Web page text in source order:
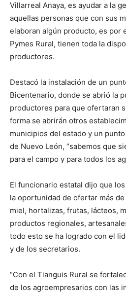
Villarreal Anaya, es ayudar a la
aquellas personas que con sus
elaboran algún producto, es por
Pymes Rural, tienen toda la
productores.
Destacó la instalación de un
Bicentenario, donde se abrió la
productores para que ofertaran
forma se abrirán otros
municipios del estado y un
de Nuevo León, “sabemos que
para el campo y para todos los
El funcionario estatal dijo que
la oportunidad de ofertar más
miel, hortalizas, frutas, lácteos,
productos regionales,
todo esto se ha logrado con el
y de los secretarios.
“Con el Tianguis Rural se
de los agroempresarios con las